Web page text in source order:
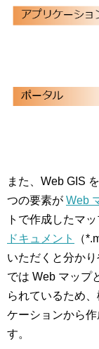
また、Web GIS
つの要素が Web
トで作成したマ
ドキュメント
（
いただくと分か
では Web マップ
られているため
ケーションから
す。